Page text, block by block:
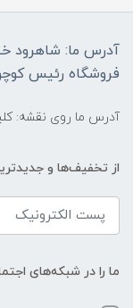
آدرس ما: شاهرود
فروشگاه رئیس
آدرس ما روی نقشه:
از تخفیف‌ها و
ما را در شبکه‌های